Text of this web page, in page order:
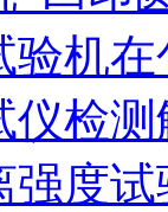
验机
仪检
强度